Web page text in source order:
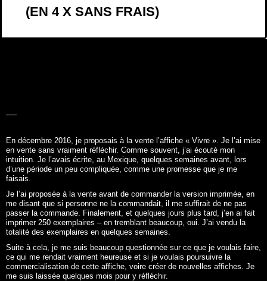
(EN 4 X SANS FRAIS)
En décembre 2016, je proposais à la vente l’affiche « Vivre ». Je l’ai mise
en vente sans vraiment réfléchir. Comme souvent, j’ai écouté mon
intuition. Je l’avais écrite, au Mexique, quelques semaines avant, lors
d’une période un peu compliquée, comme une promesse que je me
faisais.
Je l’ai proposée à la vente avant de commander la version imprimée, en
me disant que si personne ne la commandait, il me suffirait de ne pas
passer la commande. Finalement, et quelques jours plus tard, j’en ai fait
imprimer 250 exemplaires – en tremblant beaucoup, oui. J’ai vendu la
totalité des exemplaires en quelques semaines.
Suite à cela, je me suis beaucoup questionnée sur ce que je voulais faire,
ce qui me rendait vraiment heureuse et si je voulais poursuivre la
commercialisation de cette affiche, voire créer de nouvelles affiches. Je
me suis laissée quelques mois pour y réfléchir.